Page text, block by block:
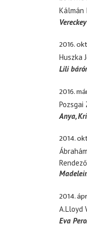
Kálmán
2016.
Huszka
Lili
2016.
Pozsgai
Anya
2014.
Rendező
2014.
A.Lloyd
Eva